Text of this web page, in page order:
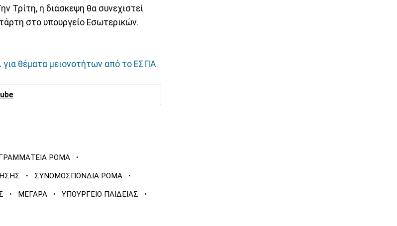
Τρίτη, η διάσκεψη θα συνεχιστεί
στο υπουργείο Εσωτερικών.
για θέματα μειονοτήτων από το ΕΣΠΑ
ΡΟΜΑ ·
· ΣΥΝΟΜΟΣΠΟΝΔΙΑ ΡΟΜΑ ·
· ΜΕΓΑΡΑ · ΥΠΟΥΡΓΕΙΟ ΠΑΙΔΕΙΑΣ ·